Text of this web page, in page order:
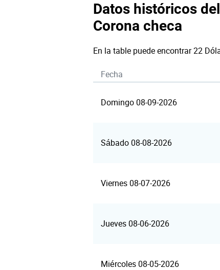
Datos históricos
Corona checa
En la table puede encontrar 22
Fecha
Domingo 08-09-2026
Sábado 08-08-2026
Viernes 08-07-2026
Jueves 08-06-2026
Miércoles 08-05-2026